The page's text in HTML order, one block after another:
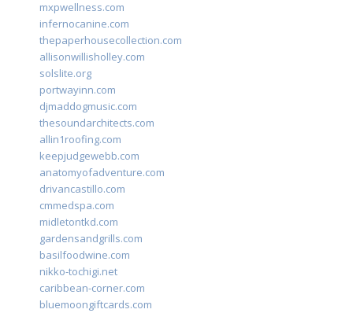
mxpwellness.com
infernocanine.com
thepaperhousecollection.com
allisonwillisholley.com
solslite.org
portwayinn.com
djmaddogmusic.com
thesoundarchitects.com
allin1roofing.com
keepjudgewebb.com
anatomyofadventure.com
drivancastillo.com
cmmedspa.com
midletontkd.com
gardensandgrills.com
basilfoodwine.com
nikko-tochigi.net
caribbean-corner.com
bluemoongiftcards.com